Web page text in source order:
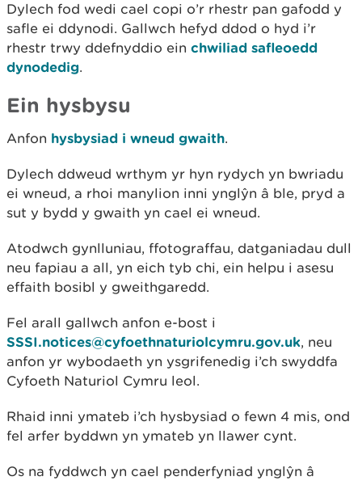
Dylech fod wedi cael copi o’r rhestr pan gafodd y
safle ei ddynodi. Gallwch hefyd ddod o hyd i’r
rhestr trwy ddefnyddio ein chwiliad safleoedd
dynodedig.
Ein hysbysu
Anfon hysbysiad i wneud gwaith.
Dylech ddweud wrthym yr hyn rydych yn bwriadu
ei wneud, a rhoi manylion inni ynglŷn â ble, pryd a
sut y bydd y gwaith yn cael ei wneud.
Atodwch gynlluniau, ffotograffau, datganiadau dull
neu fapiau a all, yn eich tyb chi, ein helpu i asesu
effaith bosibl y gweithgaredd.
Fel arall gallwch anfon e-bost i
SSSI.notices@cyfoethnaturiolcymru.gov.uk, neu
anfon yr wybodaeth yn ysgrifenedig i’ch swyddfa
Cyfoeth Naturiol Cymru leol.
Rhaid inni ymateb i’ch hysbysiad o fewn 4 mis, ond
fel arfer byddwn yn ymateb yn llawer cynt.
Os na fyddwch yn cael penderfyniad ynglŷn â